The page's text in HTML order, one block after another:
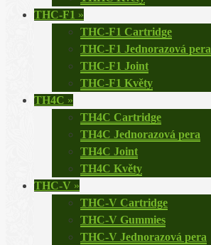
THC-F1 »
THC-F1 Cartridge
THC-F1 Jednorazová pera
THC-F1 Joint
THC-F1 Květy
TH4C »
TH4C Cartridge
TH4C Jednorazová pera
TH4C Joint
TH4C Květy
THC-V »
THC-V Cartridge
THC-V Gummies
THC-V Jednorazová pera